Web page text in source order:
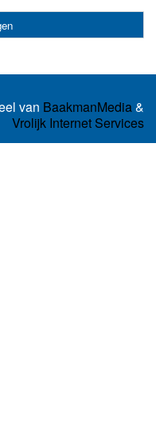
van BaakmanMedia&
Vrolijk Internet Services